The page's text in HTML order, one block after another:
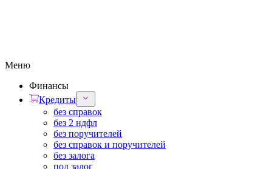
Меню
Финансы
Кредиты
без справок
без 2 ндфл
без поручителей
без справок и поручителей
без залога
под залог